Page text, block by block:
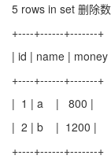
5 rows in set 删除
+----+------+-------+
| id | name | money
+----+------+-------+
| 1 | a | 800 |
| 2 | b | 1200 |
+----+------+-------+